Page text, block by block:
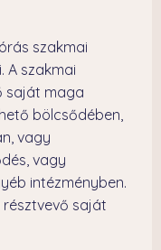
szakmai
A szakmai
saját maga
bölcsődében,
vagy
vagy
intézményben.
saját